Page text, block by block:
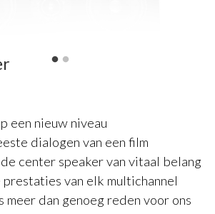
een nieuw niveau
dialogen van een film
center speaker van vitaal belang
van elk multichannel
meer dan genoeg reden voor ons